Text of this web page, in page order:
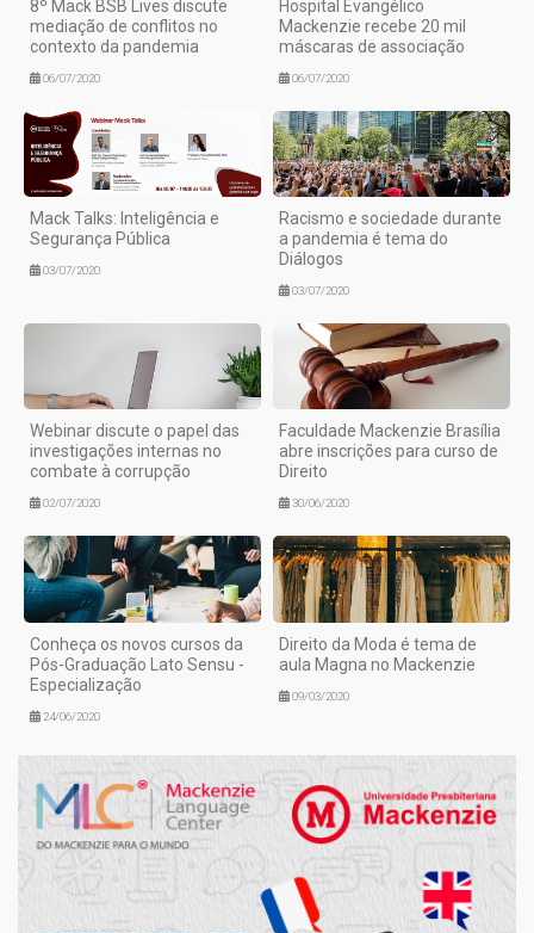
8º Mack BSB Lives discute
mediação de conflitos no
contexto da pandemia
06/07/2020
Hospital Evangélico
Mackenzie recebe 20 mil
máscaras de associação
06/07/2020
Mack Talks: Inteligência e
Segurança Pública
03/07/2020
Racismo e sociedade durante
a pandemia é tema do
Diálogos
03/07/2020
Webinar discute o papel das
investigações internas no
combate à corrupção
02/07/2020
Faculdade Mackenzie Brasília
abre inscrições para curso de
Direito
30/06/2020
Conheça os novos cursos da
Pós-Graduação Lato Sensu -
Especialização
24/06/2020
Direito da Moda é tema de
aula Magna no Mackenzie
09/03/2020